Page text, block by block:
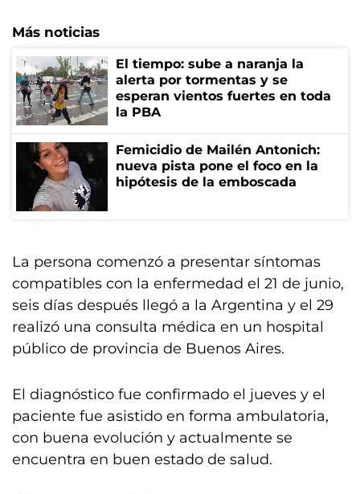
Más noticias
El tiempo: sube a naranja la
alerta por tormentas y se
esperan vientos fuertes en toda
la PBA
Femicidio de Mailén Antonich:
nueva pista pone el foco en la
hipótesis de la emboscada
La persona comenzó a presentar síntomas
compatibles con la enfermedad el 21 de junio,
seis días después llegó a la Argentina y el 29
realizó una consulta médica en un hospital
público de provincia de Buenos Aires.
El diagnóstico fue confirmado el jueves y el
paciente fue asistido en forma ambulatoria,
con buena evolución y actualmente se
encuentra en buen estado de salud.